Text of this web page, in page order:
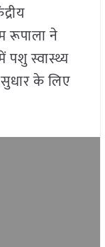
रूपाला ने
पशु स्वास्थ्य
सुधार के लिए